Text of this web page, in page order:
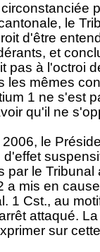
le
d'être
et
pas à l'octroi
les mêmes
1 ne s'est
qu'il ne
le
par le Tribunal
a mis en
1 Cst., au
attaqué.
sur